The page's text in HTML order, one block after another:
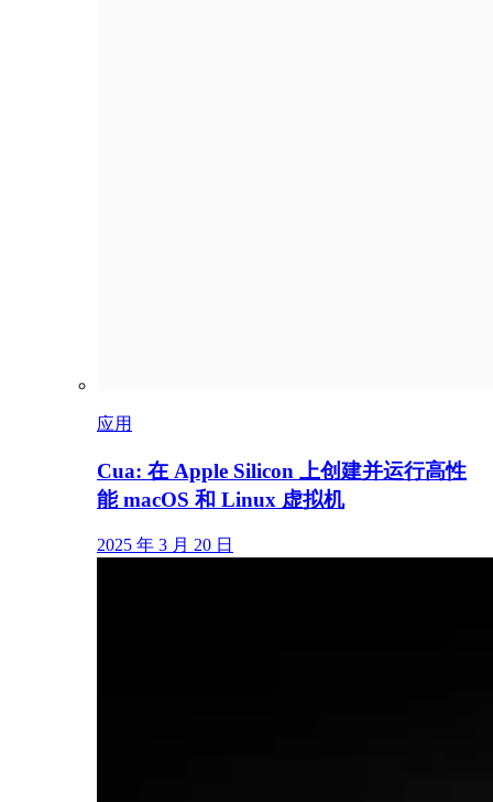
应用
Cua: 在 Apple Silicon 上创建并运行高性
能 macOS 和 Linux 虚拟机
2025 年 3 月 20 日